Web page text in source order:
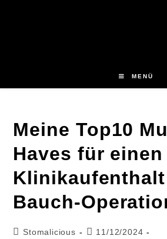
MENÜ
Meine Top10
Haves für einen
Bauch-
Beitrags-
Stomalicious
Beitrag
11/12/2024